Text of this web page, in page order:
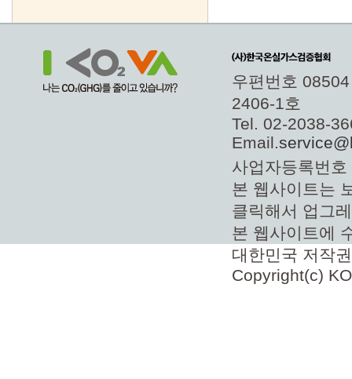
우편번호
2406-1호
Tel. 02-2038-
Email.
사업자등록번
본 웹사이트는
클릭해서 업그
본 웹사이트에
대한민국 저작
Copyright(c)